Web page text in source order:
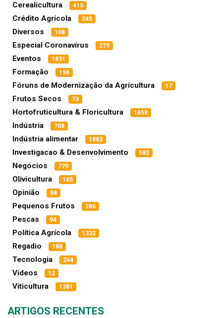
Cerealicultura 415
Crédito Agrícola 245
Diversos 108
Especial Coronavírus 279
Eventos 1831
Formação 156
Fóruns de Modernização da Agricultura 17
Frutos Secos 73
Hortofruticultura & Floricultura 1658
Indústria 708
Indústria alimentar 1882
Investigacao & Desenvolvimento 583
Negócios 770
Olivicultura 165
Opinião 58
Pequenos Frutos 286
Pescas 94
Política Agrícola 1332
Regadio 188
Tecnologia 244
Vídeos 12
Viticultura 1381
ARTIGOS RECENTES